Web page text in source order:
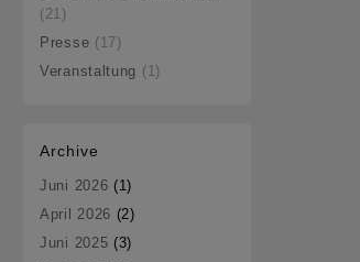
(21)
Presse (17)
Veranstaltung (1)
Archive
Juni 2026 (1)
April 2026 (2)
Juni 2025 (3)